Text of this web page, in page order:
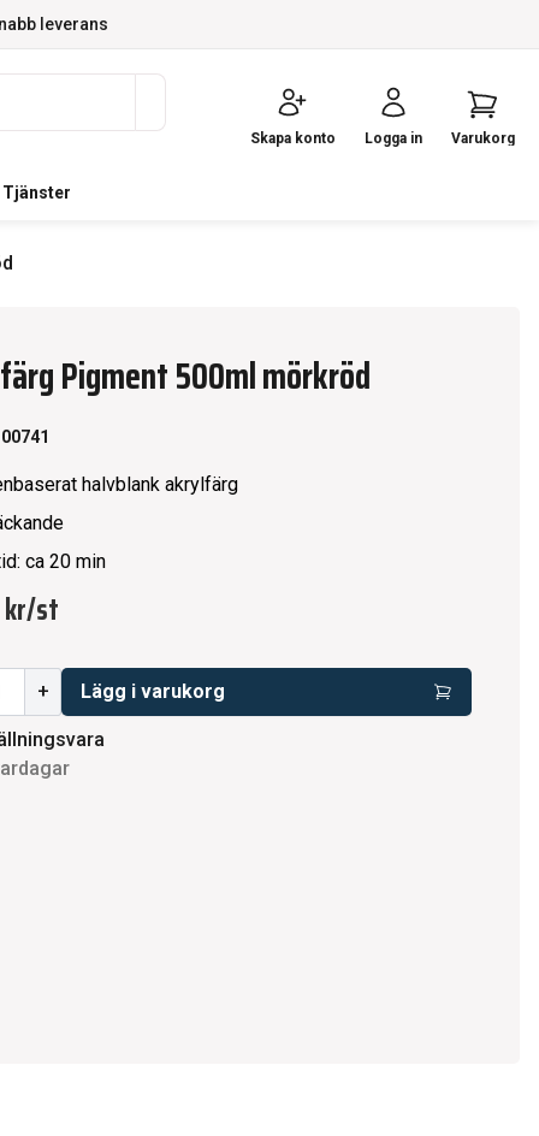
leverans
Skapa konto Logga in Varukorg
Tjänster
Pigment 500ml mörkröd
halvblank akrylfärg
ca 20 min
/st
+ Lägg i varukorg